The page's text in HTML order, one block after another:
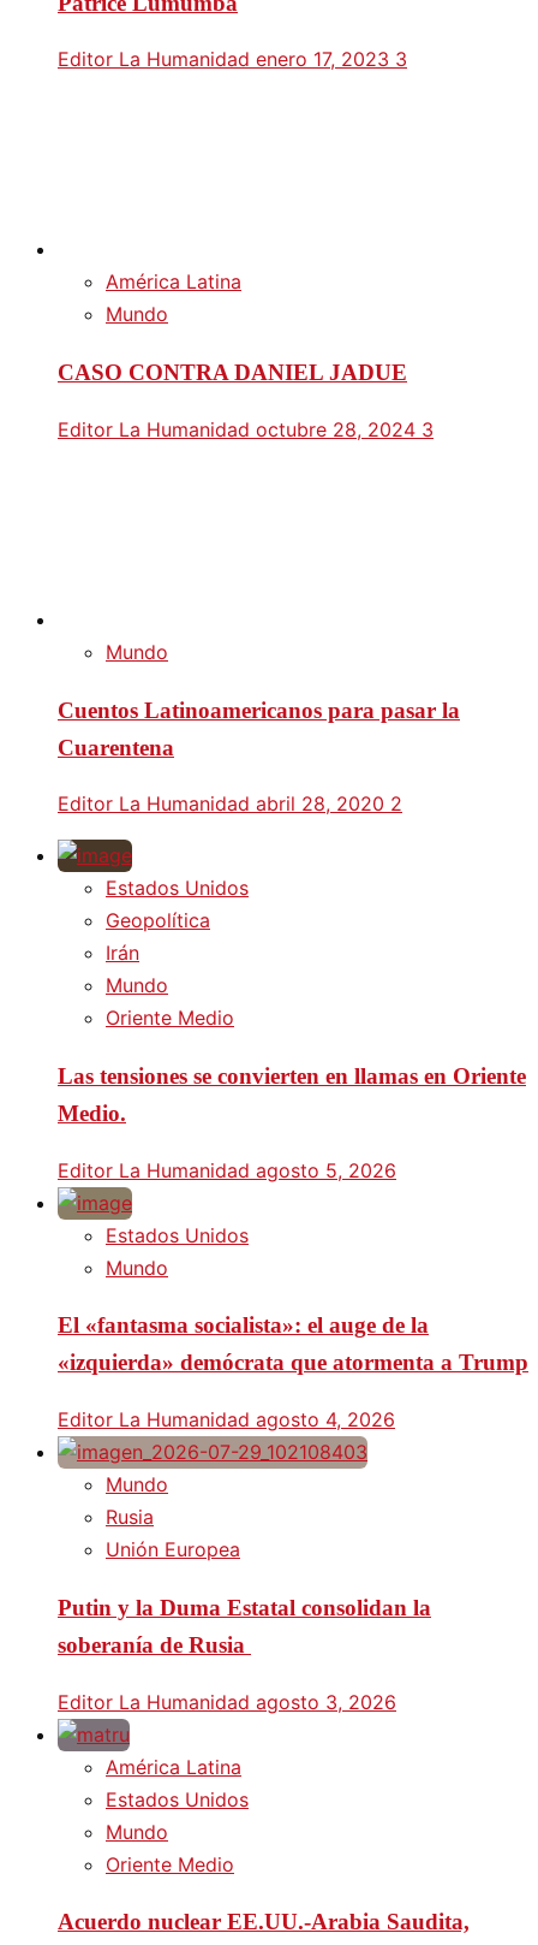
Editor La Humanidad enero 17, 2023 3
América Latina
Mundo
CASO CONTRA DANIEL JADUE
Editor La Humanidad octubre 28, 2024 3
Mundo
Cuentos Latinoamericanos para pasar la
Cuarentena
Editor La Humanidad abril 28, 2020 2
Estados Unidos
Geopolítica
Irán
Mundo
Oriente Medio
Las tensiones se convierten en llamas en Oriente
Medio.
Editor La Humanidad agosto 5, 2026
Estados Unidos
Mundo
El «fantasma socialista»: el auge de la
«izquierda» demócrata que atormenta a Trump
Editor La Humanidad agosto 4, 2026
Mundo
Rusia
Unión Europea
Putin y la Duma Estatal consolidan la
soberanía de Rusia
Editor La Humanidad agosto 3, 2026
América Latina
Estados Unidos
Mundo
Oriente Medio
Acuerdo nuclear EE.UU.-Arabia Saudita,